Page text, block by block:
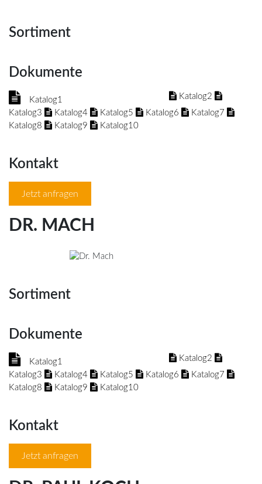
Sortiment
Dokumente
Katalog1
Katalog2
Katalog3
Katalog4 Katalog5 Katalog6
Katalog7
Katalog8
Katalog9 Katalog10
Kontakt
Jetzt anfragen
DR. MACH
Sortiment
Dokumente
Katalog1
Katalog2
Katalog3
Katalog4 Katalog5 Katalog6
Katalog7
Katalog8
Katalog9 Katalog10
Kontakt
Jetzt anfragen